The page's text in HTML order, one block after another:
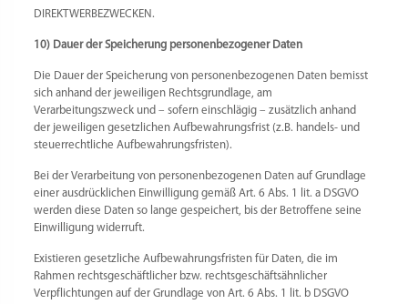
DIREKTWERBEZWECKEN.
10) Dauer der Speicherung personenbezogener Daten
Die Dauer der Speicherung von personenbezogenen Daten bemisst
sich anhand der jeweiligen Rechtsgrundlage, am
Verarbeitungszweck und – sofern einschlägig – zusätzlich anhand
der jeweiligen gesetzlichen Aufbewahrungsfrist (z.B. handels- und
steuerrechtliche Aufbewahrungsfristen).
Bei der Verarbeitung von personenbezogenen Daten auf Grundlage
einer ausdrücklichen Einwilligung gemäß Art. 6 Abs. 1 lit. a DSGVO
werden diese Daten so lange gespeichert, bis der Betroffene seine
Einwilligung widerruft.
Existieren gesetzliche Aufbewahrungsfristen für Daten, die im
Rahmen rechtsgeschäftlicher bzw. rechtsgeschäftsähnlicher
Verpflichtungen auf der Grundlage von Art. 6 Abs. 1 lit. b DSGVO